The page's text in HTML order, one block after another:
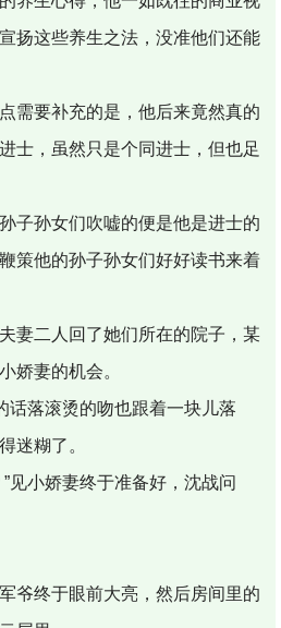
扬这些养生之法，没准他们还能
需要补充的是，他后来竟然真的
士，虽然只是个同进士，但也足
子孙女们吹嘘的便是他是进士的
策他的孙子孙女们好好读书来着
妻二人回了她们所在的院子，某
娇妻的机会。
落滚烫的吻也跟着一块儿落
迷糊了。
见小娇妻终于准备好，沈战问
爷终于眼前大亮，然后房间里的